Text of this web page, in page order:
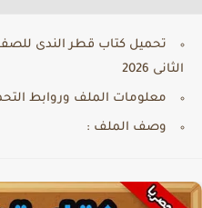
تحميل كتاب قطر الندى للصف
الثانى 2026
معلومات الملف وروابط
وصف الملف :